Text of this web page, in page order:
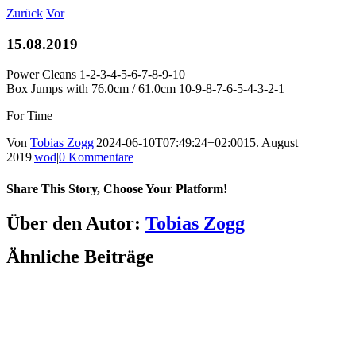
Zum
springen
Zurück Vor
15.08.2019
Power Cleans 1-2-3-4-5-6-7-8-9-10
Box Jumps with 76.0cm / 61.0cm 10-9-8-7-6-5-4-3-2-1
For Time
Von Tobias Zogg|2024-06-10T07:49:24+02:0015. August
2019|wod|0 Kommentare
Share This Story, Choose Your Platform!
Facebook
LinkedIn
WhatsApp
Telegram
Tumblr
Pinterest
Vk
Xing
E-
Mail
Über den Autor: Tobias Zogg
Ähnliche Beiträge